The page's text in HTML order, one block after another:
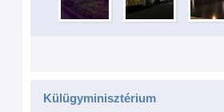
Külügyminisztérium